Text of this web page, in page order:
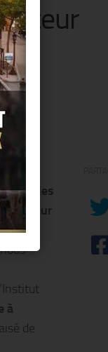
les
pour
à
de